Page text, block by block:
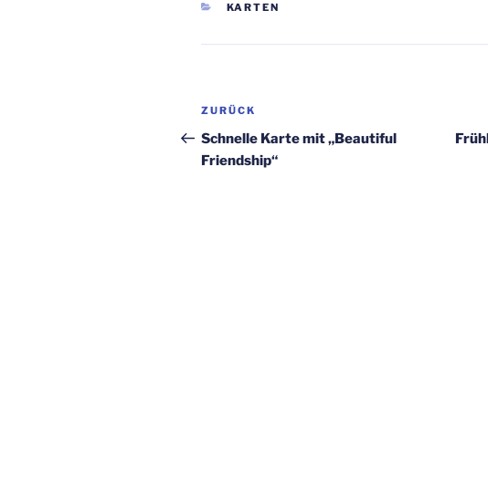
KATEGORIEN
KARTEN
Beitragsnavigation
Vorheriger
Beitrag
ZURÜCK
Schnelle Karte mit „Beautiful
Friendship“